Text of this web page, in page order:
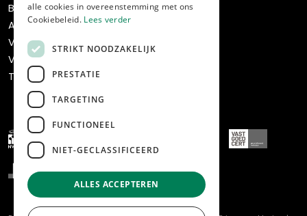
Bedrijfsaanbod
Aankoop
Verkoop
Verhuur & beheer
Transformatie & ontwikkeling
alle cookies in overeenstemming met ons
Cookiebeleid. Lees verder
STRIKT NOODZAKELIJK
PRESTATIE
TARGETING
FUNCTIONEEL
NIET-GECLASSIFICEERD
ALLES ACCEPTEREN